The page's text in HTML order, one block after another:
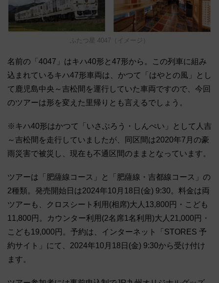
ふたつ星 4047（イメージ）
名前の「4047」はキハ40形と47形から。この列車に組み
込まれているキハ47形車両は、かつて「はやとの風」とし
て鹿児島中央～吉松間を運行していた車両ですので、今回
のツアーは形を変えた里帰りとも言えるでしょう。
※キハ40形はかつて「いさぶろう・しんぺい」として人吉
～吉松間を走行していましたが、同区間は2020年7月の豪
雨災害で被災し、現在も不通区間のままとなっています。
ツアーは「肥薩線コース」と「肥薩線・吉都線コース」の
2種類。発売開始日は2024年10月18日(金) 9:30。料金は両
ツアーも、クロスシート利用(相席)大人13,800円・こども
11,800円。カウンター利用(2名席1名利用)大人21,000円・
こども19,000円。予約は、インターネット「STORES 予
約サイト」にて、2024年10月18日(金) 9:30から受け付け
ます。